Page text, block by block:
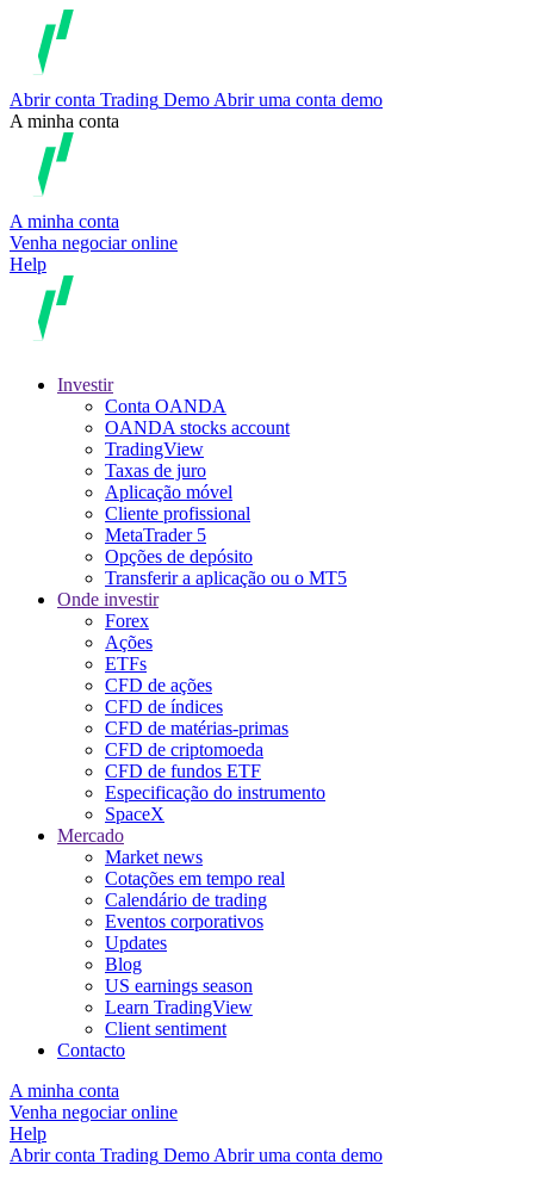
Abrir conta Trading Demo Abrir uma conta demo
A minha conta
A minha conta
Venha negociar online
Help
Investir
Conta OANDA
OANDA stocks account
TradingView
Taxas de juro
Aplicação móvel
Cliente profissional
MetaTrader 5
Opções de depósito
Transferir a aplicação ou o MT5
Onde investir
Forex
Ações
ETFs
CFD de ações
CFD de índices
CFD de matérias-primas
CFD de criptomoeda
CFD de fundos ETF
Especificação do instrumento
SpaceX
Mercado
Market news
Cotações em tempo real
Calendário de trading
Eventos corporativos
Updates
Blog
US earnings season
Learn TradingView
Client sentiment
Contacto
A minha conta
Venha negociar online
Help
Abrir conta Trading Demo Abrir uma conta demo